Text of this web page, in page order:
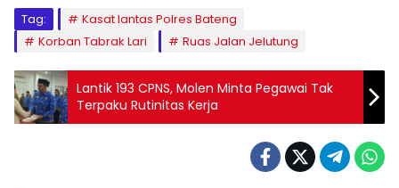
Tag:
Kasat lantas Polres Bateng
Korban Tabrak Lari
Ruas Jalan Jelutung
Lantik 193 CPNS, Molen Minta Pegawai Tak
Terpaku Rutinitas Kerja